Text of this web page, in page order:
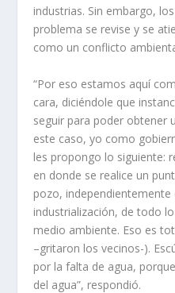
industrias. Sin embargo,
problema se revise y se
como un conflicto
“Por eso estamos aquí
cara, diciéndole que
seguir para poder obtener
este caso, yo como
les propongo lo siguiente:
en donde se realice un
pozo, independientemente
industrialización, de todo
medio ambiente. Eso es
–gritaron los vecinos-).
por la falta de agua,
del agua”, respondió.